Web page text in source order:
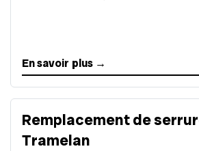
En savoir plus →
Remplacement de
Tramelan